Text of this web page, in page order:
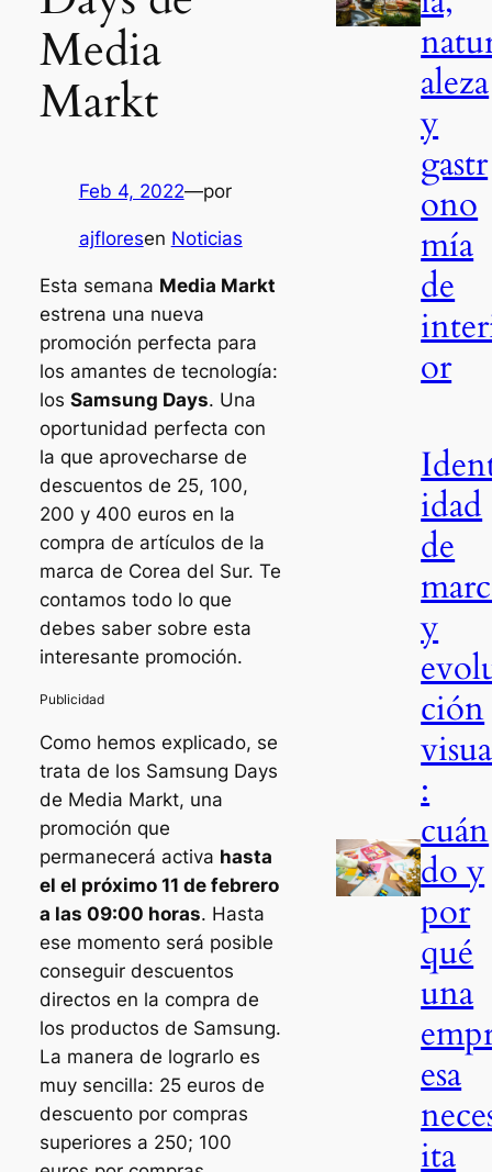
Media
Markt
Feb 4, 2022—por
ajfloresen Noticias
Esta semana Media Markt
estrena una nueva
promoción perfecta para
los amantes de tecnología:
los Samsung Days. Una
oportunidad perfecta con
la que aprovecharse de
descuentos de 25, 100,
200 y 400 euros en la
compra de artículos de la
marca de Corea del Sur. Te
contamos todo lo que
debes saber sobre esta
interesante promoción.
Como hemos explicado, se
trata de los Samsung Days
de Media Markt, una
promoción que
permanecerá activa hasta
el el próximo 11 de febrero
a las 09:00 horas. Hasta
ese momento será posible
conseguir descuentos
directos en la compra de
los productos de Samsung.
La manera de lograrlo es
muy sencilla: 25 euros de
descuento por compras
superiores a 250; 100
aleza
y
gastr
ono
mía
de
or
idad
de
y
ción
:
cuán
do y
por
qué
una
esa
ita